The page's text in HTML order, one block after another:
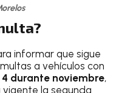
informar que sigue
a vehículos con
4 durante noviembre,
la segunda